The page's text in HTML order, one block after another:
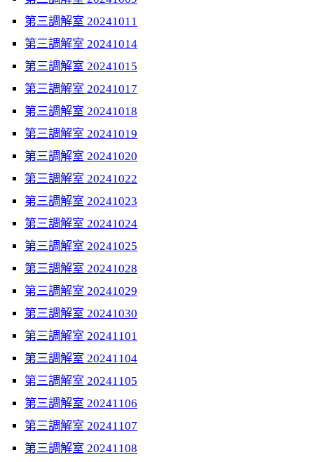
第三調解室 20241011
第三調解室 20241014
第三調解室 20241015
第三調解室 20241017
第三調解室 20241018
第三調解室 20241019
第三調解室 20241020
第三調解室 20241022
第三調解室 20241023
第三調解室 20241024
第三調解室 20241025
第三調解室 20241028
第三調解室 20241029
第三調解室 20241030
第三調解室 20241101
第三調解室 20241104
第三調解室 20241105
第三調解室 20241106
第三調解室 20241107
第三調解室 20241108